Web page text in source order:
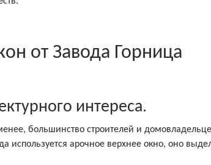
от Завода Горница
интереса.
большинство строителей и
используется арочное верхнее окно, оно